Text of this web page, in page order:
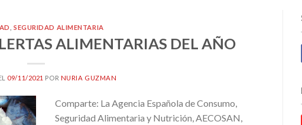
SEGURIDAD ALIMENTARIA
ALIMENTARIAS DEL AÑO
09/11/2021 POR NURIA GUZMAN
Comparte: La Agencia Española de Consumo,
Seguridad Alimentaria y Nutrición, AECOSAN,